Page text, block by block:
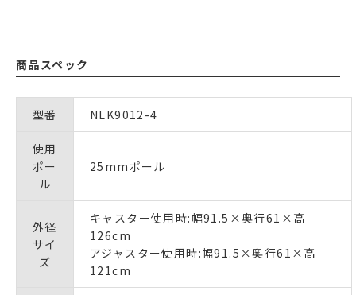
商品スペック
型番 NLK9012-4
使用
ポー
ル
25mmポール
外径
サイ
ズ
キャスター使用時:幅91.5×奥行61×高
126cm
アジャスター使用時:幅91.5×奥行61×高
121cm